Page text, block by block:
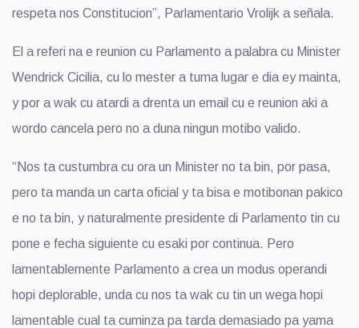
respeta nos Constitucion”, Parlamentario Vrolijk a señala.
El a referi na e reunion cu Parlamento a palabra cu Minister
Wendrick Cicilia, cu lo mester a tuma lugar e dia ey mainta,
y por a wak cu atardi a drenta un email cu e reunion aki a
wordo cancela pero no a duna ningun motibo valido.
“Nos ta custumbra cu ora un Minister no ta bin, por pasa,
pero ta manda un carta oficial y ta bisa e motibonan pakico
e no ta bin, y naturalmente presidente di Parlamento tin cu
pone e fecha siguiente cu esaki por continua. Pero
lamentablemente Parlamento a crea un modus operandi
hopi deplorable, unda cu nos ta wak cu tin un wega hopi
lamentable cual ta cuminza pa tarda demasiado pa yama